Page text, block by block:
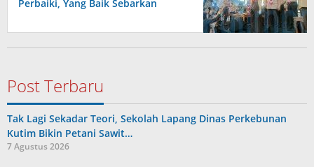
Perbaiki, Yang Baik Sebarkan
Post Terbaru
Tak Lagi Sekadar Teori, Sekolah Lapang Dinas Perkebunan
Kutim Bikin Petani Sawit…
7 Agustus 2026